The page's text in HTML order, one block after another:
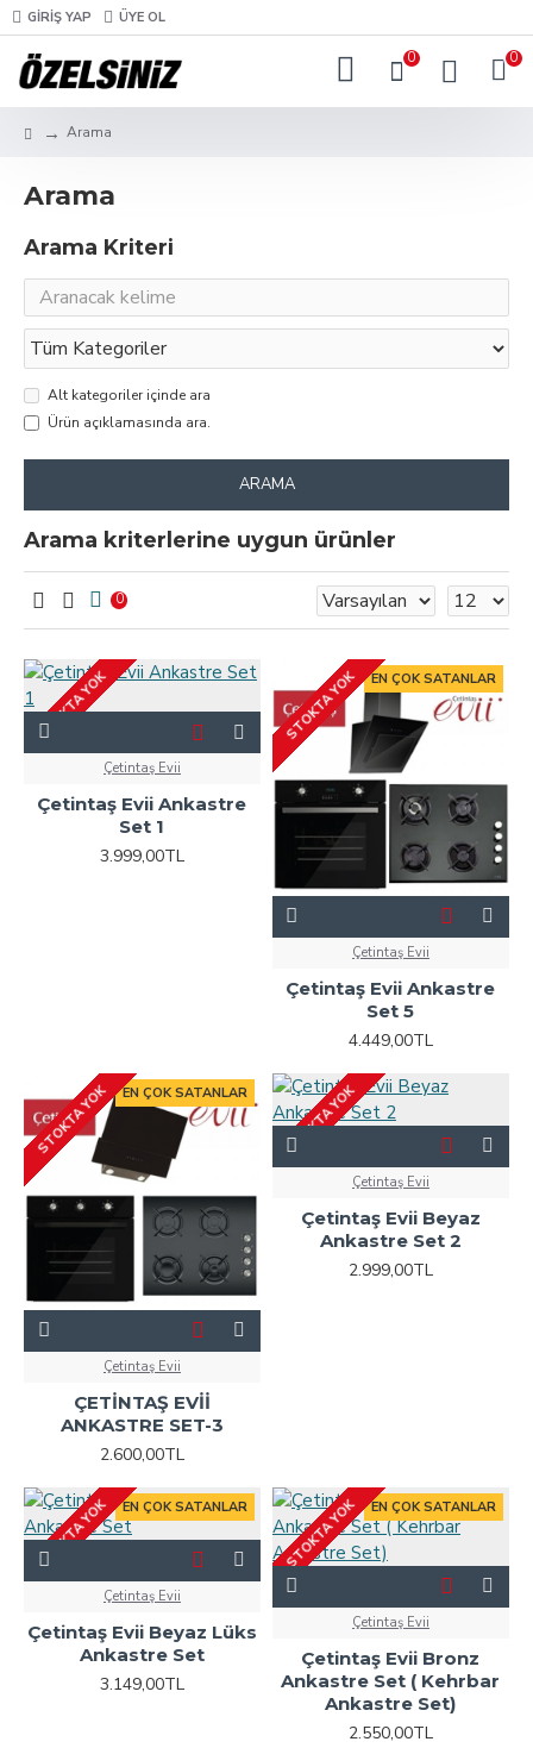
GIRIŞ YAP ÜYE OL
0 0
Arama
Arama
Arama Kriteri
Alt kategoriler içinde ara
Ürün açıklamasında ara.
ARAMA
Arama kriterlerine uygun ürünler
0
STOKTA YOK
Çetintaş Evii
Çetintaş Evii Ankastre
Set 1
3.999,00TL
EN ÇOK SATANLAR
STOKTA YOK
Çetintaş Evii
Çetintaş Evii Ankastre
Set 5
4.449,00TL
EN ÇOK SATANLAR
STOKTA YOK
Çetintaş Evii
ÇETİNTAŞ EVİİ
ANKASTRE SET-3
2.600,00TL
STOKTA YOK
Çetintaş Evii
Çetintaş Evii Beyaz
Ankastre Set 2
2.999,00TL
EN ÇOK SATANLAR
STOKTA YOK
Çetintaş Evii
Çetintaş Evii Beyaz Lüks
Ankastre Set
3.149,00TL
EN ÇOK SATANLAR
STOKTA YOK
Çetintaş Evii
Çetintaş Evii Bronz
Ankastre Set ( Kehrbar
Ankastre Set)
2.550,00TL